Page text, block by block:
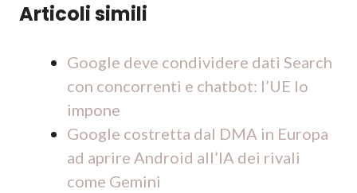
Articoli simili
Google deve condividere dati Search
con concorrenti e chatbot: l’UE lo
impone
Google costretta dal DMA in Europa
ad aprire Android all’IA dei rivali
come Gemini